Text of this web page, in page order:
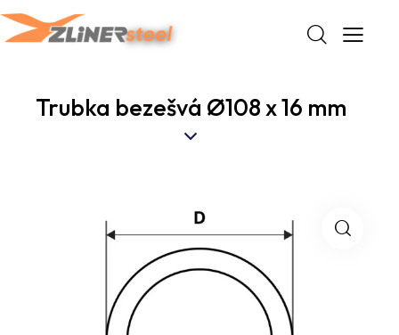
Trubka bezešvá Ø108 x 16 mm